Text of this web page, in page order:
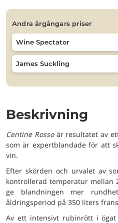
andra årgångars priser
Wine Spectator
James Suckling
Beskrivning
Centine Rossoär resultatet av
som är expertblandade för att
vin.
Efter skörden och urvalet av
kontrollerad temperatur mellan
ge blandningen mer
åldringsperiod på 350 liters
Av ett intensivt rubinrött i